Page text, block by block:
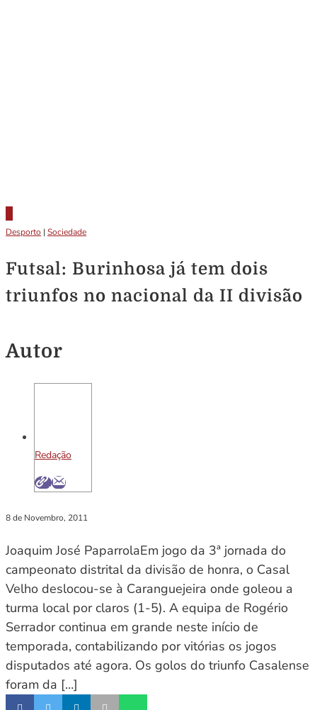
Desporto | Sociedade
Futsal: Burinhosa já tem dois
triunfos no nacional da II divisão
Autor
Redação
8 de Novembro, 2011
Joaquim José PaparrolaEm jogo da 3ª jornada do
campeonato distrital da divisão de honra, o Casal
Velho deslocou-se à Caranguejeira onde goleou a
turma local por claros (1-5). A equipa de Rogério
Serrador continua em grande neste início de
temporada, contabilizando por vitórias os jogos
disputados até agora. Os golos do triunfo Casalense
foram da […]